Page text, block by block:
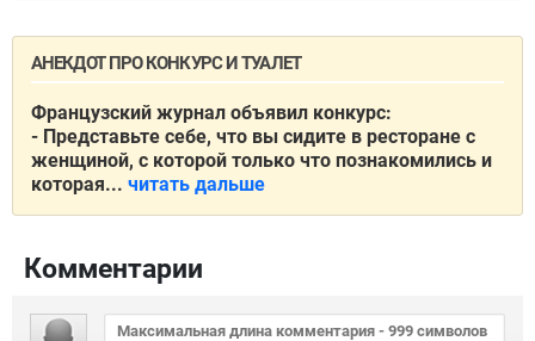
АНЕКДОТ ПРО КОНКУРС И ТУАЛЕТ
Французский журнал объявил конкурс:
- Представьте себе, что вы сидите в ресторане с
женщиной, с которой только что познакомились и
которая... читать дальше
Комментарии